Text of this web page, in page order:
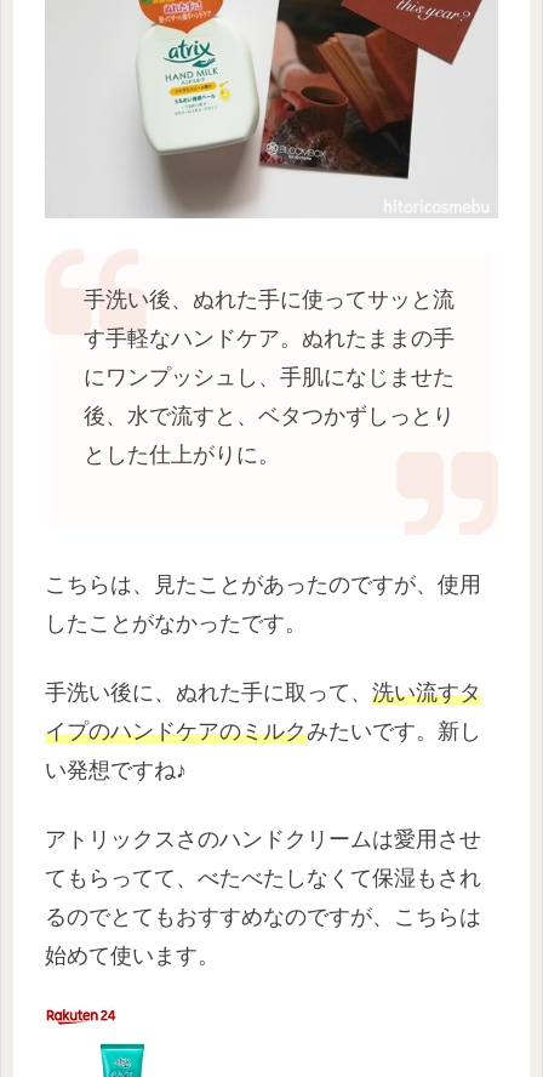
手洗い後、ぬれた手に使ってサッと流
す手軽なハンドケア。ぬれたままの手
にワンプッシュし、手肌になじませた
後、水で流すと、ベタつかずしっとり
とした仕上がりに。
こちらは、見たことがあったのですが、使用
したことがなかったです。
手洗い後に、ぬれた手に取って、 洗い流すタ
イプのハンドケアのミルクみたいです。新し
い発想ですね♪
アトリックスさのハンドクリームは愛用させ
てもらってて、べたべたしなくて保湿もされ
るのでとてもおすすめなのですが、こちらは
始めて使います。